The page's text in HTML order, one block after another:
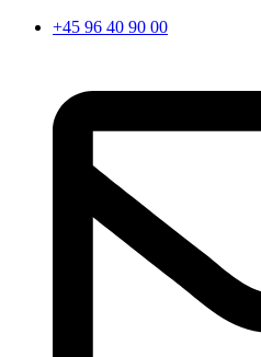
Videre+45 96 40 90 00